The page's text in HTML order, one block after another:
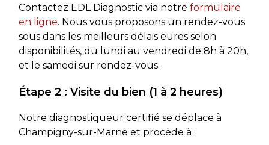
Contactez EDL Diagnostic via notre formulaire
en ligne. Nous vous proposons un rendez-vous
sous dans les meilleurs délais eures selon
disponibilités, du lundi au vendredi de 8h à 20h,
et le samedi sur rendez-vous.
Étape 2 : Visite du bien (1 à 2 heures)
Notre diagnostiqueur certifié se déplace à
Champigny-sur-Marne et procède à :